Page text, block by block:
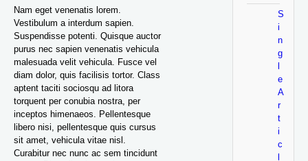
Nam eget venenatis lorem.
Vestibulum a interdum sapien.
Suspendisse potenti. Quisque auctor
purus nec sapien venenatis vehicula
malesuada velit vehicula. Fusce vel
diam dolor, quis facilisis tortor. Class
aptent taciti sociosqu ad litora
torquent per conubia nostra, per
inceptos himenaeos. Pellentesque
libero nisi, pellentesque quis cursus
sit amet, vehicula vitae nisl.
Curabitur nec nunc ac sem tincidunt
S
i
n
g
e
A
r
t
i
c